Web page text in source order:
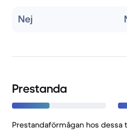
Nej
Prestanda
Prestandaförmågan hos dessa